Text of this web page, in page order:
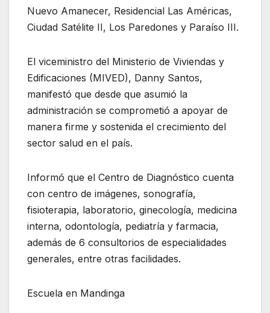
Nuevo Amanecer, Residencial Las Américas,
Ciudad Satélite II, Los Paredones y Paraíso III.
El viceministro del Ministerio de Viviendas y
Edificaciones (MIVED), Danny Santos,
manifestó que desde que asumió la
administración se comprometió a apoyar de
manera firme y sostenida el crecimiento del
sector salud en el país.
Informó que el Centro de Diagnóstico cuenta
con centro de imágenes, sonografía,
fisioterapia, laboratorio, ginecología, medicina
interna, odontología, pediatría y farmacia,
además de 6 consultorios de especialidades
generales, entre otras facilidades.
Escuela en Mandinga